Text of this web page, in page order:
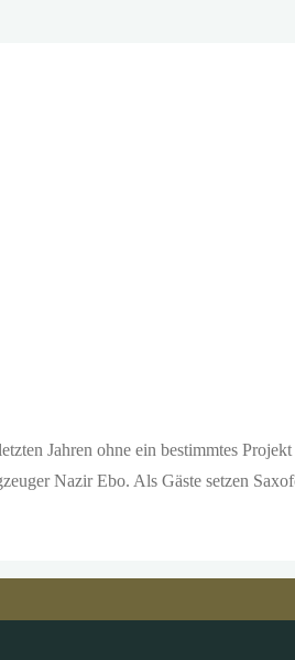
Jahren ohne ein bestimmtes
Nazir Ebo. Als Gäste setzen